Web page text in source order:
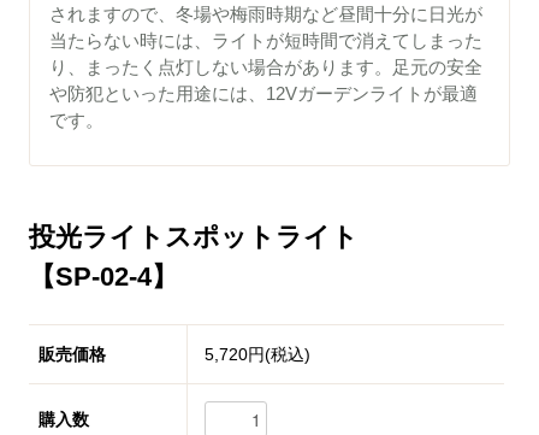
されますので、冬場や梅雨時期など昼間十分に日光が
当たらない時には、ライトが短時間で消えてしまった
り、まったく点灯しない場合があります。足元の安全
や防犯といった用途には、12Vガーデンライトが最適
です。
投光ライトスポットライト
【SP-02-4】
販売価格 5,720円(税込)
購入数